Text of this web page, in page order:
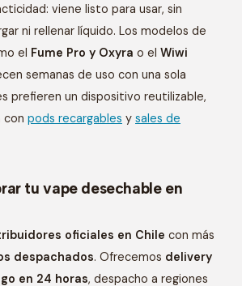
viene listo para usar, sin
ni rellenar líquido. Los modelos de
el Fume Pro y Oxyra o el Wiwi
semanas de uso con una sola
prefieren un dispositivo reutilizable,
con pods recargables y sales de
tu vape desechable en
oficiales en Chile con más
despachados. Ofrecemos delivery
en 24 horas, despacho a regiones